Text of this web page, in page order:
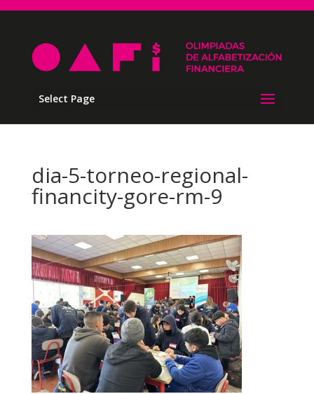
Select Page
dia-5-torneo-regional-
financity-gore-rm-9